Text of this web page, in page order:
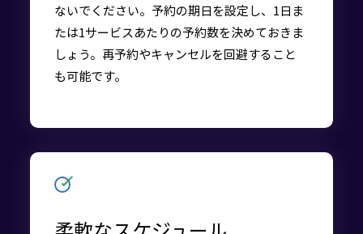
ないでください。予約の期日を設定し、1日ま
たは1サービスあたりの予約数を決めておきま
しょう。再予約やキャンセルを回避すること
も可能です。